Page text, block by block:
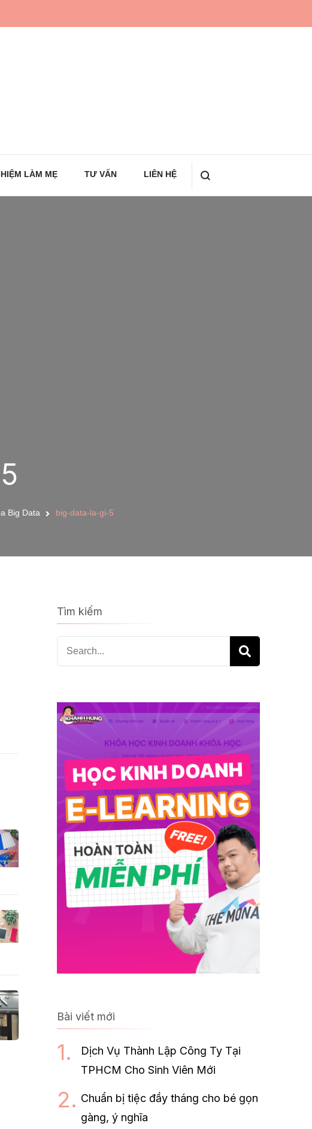
LÀM MẸ TƯ VẤN LIÊN HỆ
Big Data big-data-la-gi-5
Tìm kiếm
Search
for:
Bài viết mới
Dịch Vụ Thành Lập Công Ty Tại
TPHCM Cho Sinh Viên Mới
Chuẩn bị tiệc đầy tháng cho bé gọn
gàng, ý nghĩa